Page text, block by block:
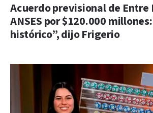
Acuerdo previsional de Entre
ANSES por $120.000
histórico”, dijo Frigerio